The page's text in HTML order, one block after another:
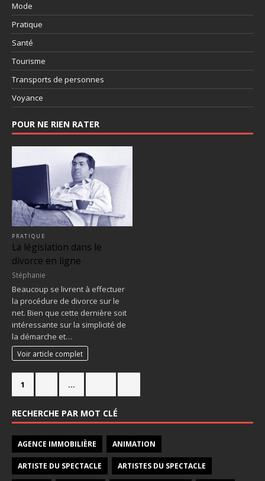
Mode
Pratique
Santé
Tourisme
Transports de personnes
Voyance
POUR NE RIEN RATER
PRATIQUE
La législation dans le
divorce en ligne
Stéphanie
Beaucoup se livrent à effectuer
la procédure de divorce sur le
net. Bien que cette dernière soit
intéressante sur la simplicité de
la démarche et…
Voir article complet
1 …
RECHERCHE PAR MOT CLÉ
AGENCE IMMOBILIÈRE ANIMATION
ARTISTE DU SPECTACLE ARTISTES DU SPECTACLE